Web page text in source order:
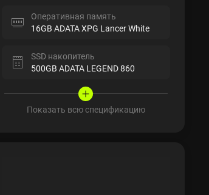
Оперативная память
16GB ADATA XPG Lancer White
SSD накопитель
500GB ADATA LEGEND 860
Показать всю спецификацию